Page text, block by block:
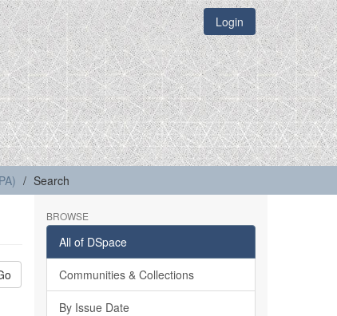
Login
Search
BROWSE
All of DSpace
Communities & Collections
By Issue Date